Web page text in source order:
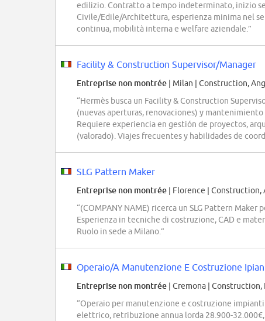
edilizio. Contratto a tempo indeterminato, inizio
Civile/Edile/Architettura, esperienza minima nel
continua, mobilità interna e welfare aziendale.”
Facility & Construction Supervisor/Manager
Entreprise non montrée | Milan | Construction,
“Hermès busca un Facility & Construction
(nuevas aperturas, renovaciones) y
Requiere experiencia en gestión de proyectos,
(valorado). Viajes frecuentes y habilidades de
SLG Pattern Maker
Entreprise non montrée | Florence | Construction,
“(COMPANY NAME) ricerca un SLG Pattern
Esperienza in tecniche di costruzione, CAD e
Ruolo in sede a Milano.”
Operaio/A Manutenzione E Costruzione
Entreprise non montrée | Cremona | Construction,
“Operaio per manutenzione e costruzione
elettrico, retribuzione annua lorda 28.900-